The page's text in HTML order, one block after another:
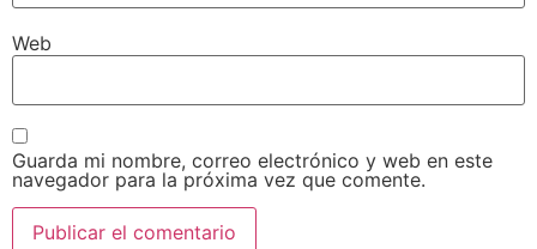
Web
Guarda mi nombre, correo electrónico y web en este
navegador para la próxima vez que comente.